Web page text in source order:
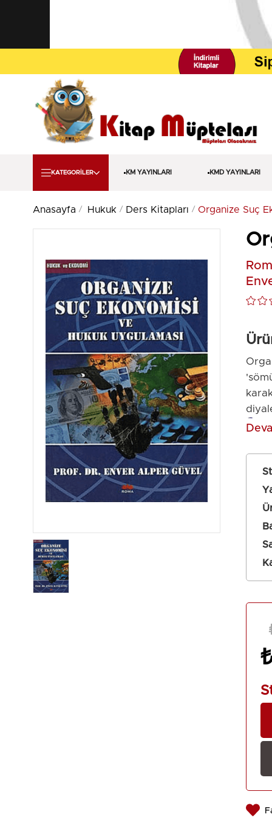
KATEGORİLER KM YAYINLARI KMD YAYINLARI
Anasayfa Hukuk Ders Kitapları Organize Suç